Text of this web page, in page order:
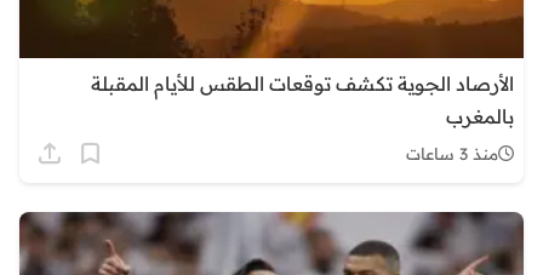
الأرصاد الجوية تكشف توقعات الطقس للأيام المقبلة
بالمغرب
منذ 3 ساعات